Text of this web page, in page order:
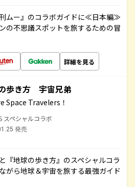
刊ムー』のコラボガイドに≪日本編≫
の不思議スポットを旅するための冒
詳細を見る
歩き方 宇宙兄弟
Space Travelers！
スペシャルコラボ
発売
『地球の歩き方』のスペシャルコラ
がら地球＆宇宙を旅する最強ガイド